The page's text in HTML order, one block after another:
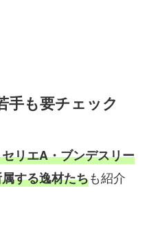
手も要チェック
リエA・ブンデスリー
する逸材たちも紹介